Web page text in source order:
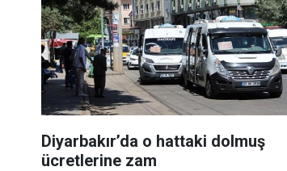
Diyarbakır’da o hattaki dolmuş
ücretlerine zam